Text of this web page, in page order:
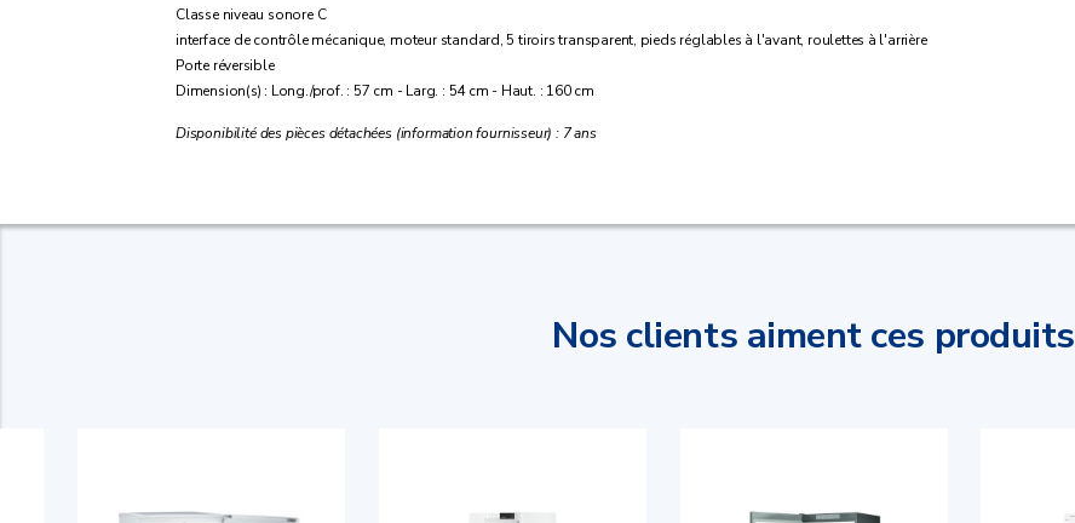
Classe niveau sonore C
interface de contrôle mécanique, moteur standard, 5 tiroirs transparent, pieds réglables à l'avant, roulettes à l'arrière
Porte réversible
Dimension(s) : Long./prof. : 57 cm - Larg. : 54 cm - Haut. : 160 cm
Disponibilité des pièces détachées (information fournisseur) : 7 ans
Nos clients aiment ces produits